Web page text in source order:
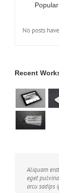
Popular
No posts
Recent
Aliquam
eget
arcu sadips